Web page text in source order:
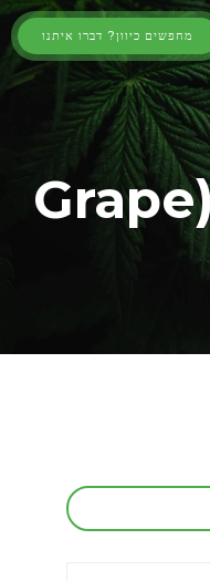
מחפשים כיוון? דברו איתנו
גרייפ ראנטז (Grape